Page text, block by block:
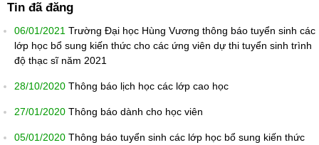
Tin đã đăng
06/01/2021 Trường Đại học Hùng Vương thông báo tuyển sinh các
lớp học bổ sung kiến thức cho các ứng viên dự thi tuyển sinh trình
độ thạc sĩ năm 2021
28/10/2020 Thông báo lịch học các lớp cao học
27/01/2020 Thông báo dành cho học viên
05/01/2020 Thông báo tuyển sinh các lớp học bổ sung kiến thức